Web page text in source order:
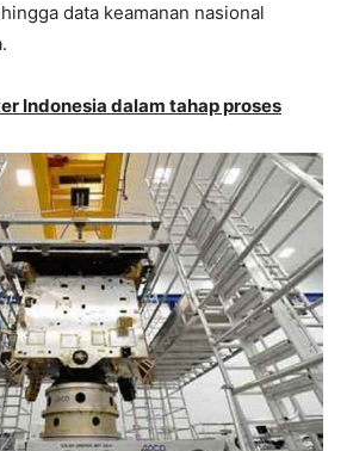
data keamanan nasional
Indonesia dalam tahap proses